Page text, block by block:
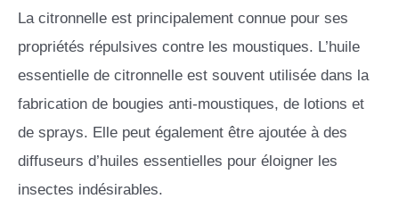
La citronnelle est principalement connue pour ses
propriétés répulsives contre les moustiques. L’huile
essentielle de citronnelle est souvent utilisée dans la
fabrication de bougies anti-moustiques, de lotions et
de sprays. Elle peut également être ajoutée à des
diffuseurs d’huiles essentielles pour éloigner les
insectes indésirables.